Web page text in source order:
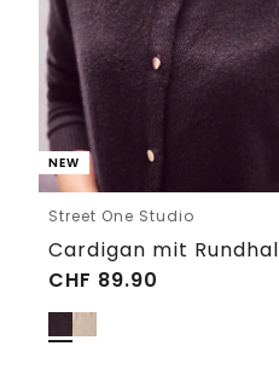
NEW
Street One Studio
CHF 89.90